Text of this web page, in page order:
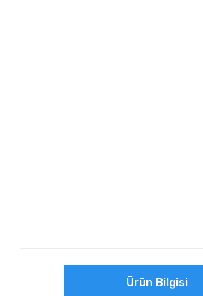
Ürün Bilgisi